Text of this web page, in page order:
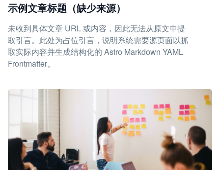
示例文章标题（缺少来源）
未收到具体文章 URL 或内容，因此无法从原文中提
取引言。此处为占位引言，说明系统需要源页面以抓
取实际内容并生成结构化的 Astro Markdown YAML
Frontmatter。